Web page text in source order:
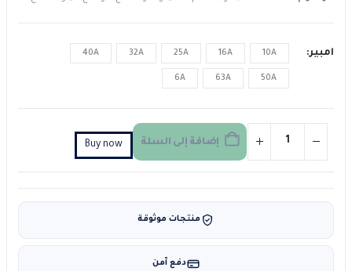
امبير 10A
16A
25A
32A
40A
50A
63A
6A
إضافة إلى السلة Buy now
منتجات موثوقة
دفع آمن